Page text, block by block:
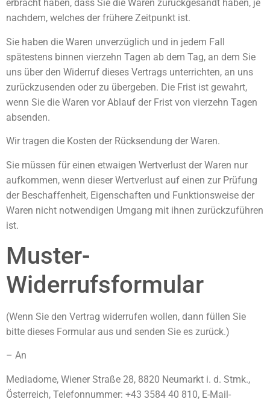
erbracht haben, dass Sie die Waren zurückgesandt haben, je
nachdem, welches der frühere Zeitpunkt ist.
Sie haben die Waren unverzüglich und in jedem Fall
spätestens binnen vierzehn Tagen ab dem Tag, an dem Sie
uns über den Widerruf dieses Vertrags unterrichten, an uns
zurückzusenden oder zu übergeben. Die Frist ist gewahrt,
wenn Sie die Waren vor Ablauf der Frist von vierzehn Tagen
absenden.
Wir tragen die Kosten der Rücksendung der Waren.
Sie müssen für einen etwaigen Wertverlust der Waren nur
aufkommen, wenn dieser Wertverlust auf einen zur Prüfung
der Beschaffenheit, Eigenschaften und Funktionsweise der
Waren nicht notwendigen Umgang mit ihnen zurückzuführen
ist.
Muster-
Widerrufsformular
(Wenn Sie den Vertrag widerrufen wollen, dann füllen Sie
bitte dieses Formular aus und senden Sie es zurück.)
– An
Mediadome, Wiener Straße 28, 8820 Neumarkt i. d. Stmk.,
Österreich, Telefonnummer: +43 3584 40 810, E-Mail-